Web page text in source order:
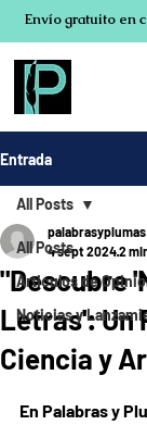
Envío gratuito en
Entrada
All Posts
Articulos de
Noticias y
All Posts
"Descubre
Letras': Un
Ciencia y
palabrasyplumas
4 sept 20242
En Palabras y